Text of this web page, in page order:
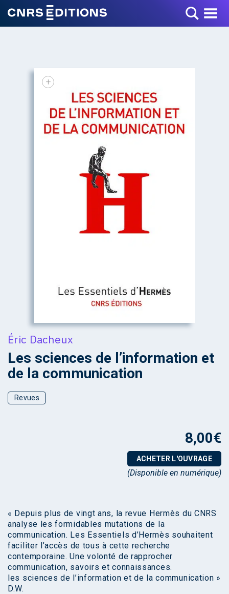
Toggle Menu
+
Éric Dacheux
Les sciences de l’information et
de la communication
Revues
8,00€
ACHETER L'OUVRAGE
(Disponible en numérique)
« Depuis plus de vingt ans, la revue Hermès du CNRS
analyse les formidables mutations de la
communication. Les Essentiels d’Hermès souhaitent
faciliter l’accès de tous à cette recherche
contemporaine. Une volonté de rapprocher
communication, savoirs et connaissances.
les sciences de l’information et de la communication »
D.W.